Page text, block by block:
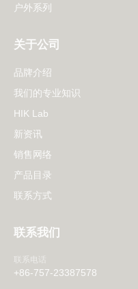
户外系列
关于公司
品牌介绍
我们的专业知识
HIK Lab
新资讯
销售网络
产品目录
联系方式
联系我们
联系电话
+86-757-23387578